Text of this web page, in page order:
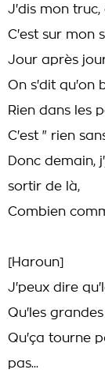
J'dis mon truc,
C'est sur mon
Jour après
On s'dit qu'on
Rien dans les
C'est " rien
Donc
sortir de là,
Combien
[Haroun]
J'peux dire
Qu'les
Qu'ça tourne
pas...